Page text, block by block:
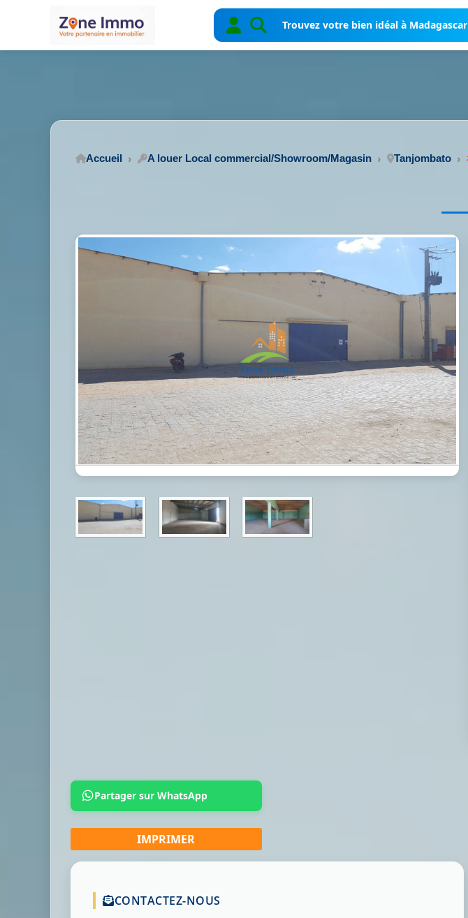
Trouvez votre bien idéal à Madagascar
Accueil A louer Local commercial/Showroom/Magasin Tanjombato
Partager sur WhatsApp
CONTACTEZ-NOUS